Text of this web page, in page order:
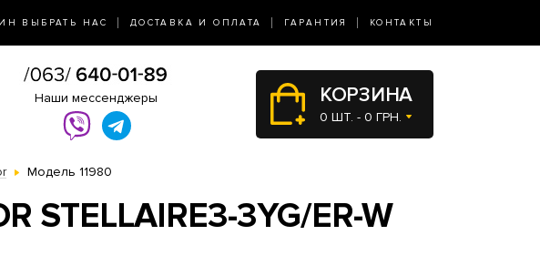
ВЫБРАТЬ НАС ДОСТАВКА И ОПЛАТА ГАРАНТИЯ КОНТАКТЫ
Наши мессенджеры КОРЗИНА
0 ШТ. - 0 ГРН.
Модель 11980
3YG/ER-W